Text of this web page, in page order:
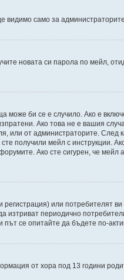
видимо само за
новата си парола по мейл,
би се е случило. Ако е
Ако това не е вашия
или от администраторите. След
получили мейл с инструкции.
Ако сте сигурен, че
или потребителят
периодично
се опитайте да бъдете по-
от хора под 13 години